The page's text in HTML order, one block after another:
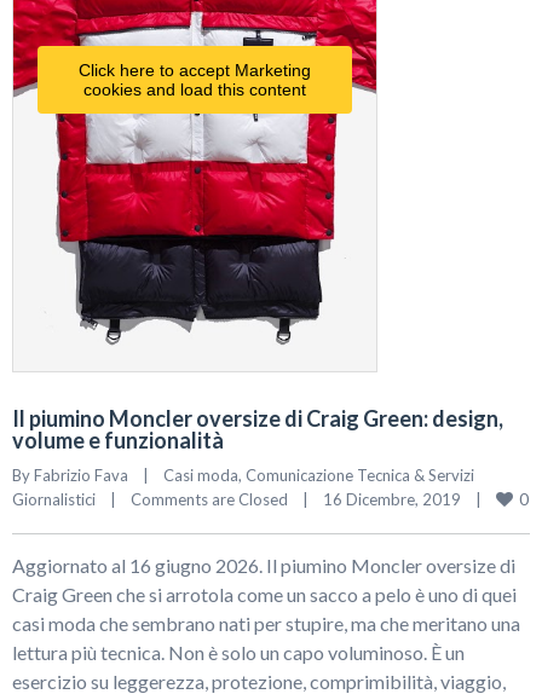
Click here to accept Marketing
cookies and load this content
Il piumino Moncler oversize di Craig Green: design,
volume e funzionalità
By Fabrizio Fava Casi moda, Comunicazione Tecnica & Servizi
Giornalistici
Comments are Closed 16 Dicembre, 2019 0
Aggiornato al 16 giugno 2026. Il piumino Moncler oversize di
Craig Green che si arrotola come un sacco a pelo è uno di quei
casi moda che sembrano nati per stupire, ma che meritano una
lettura più tecnica. Non è solo un capo voluminoso. È un
esercizio su leggerezza, protezione, comprimibilità, viaggio,